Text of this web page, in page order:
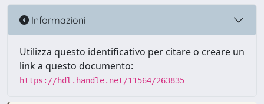
Informazioni
Utilizza questo identificativo per citare o creare un
link a questo documento:
https://hdl.handle.net/11564/263835